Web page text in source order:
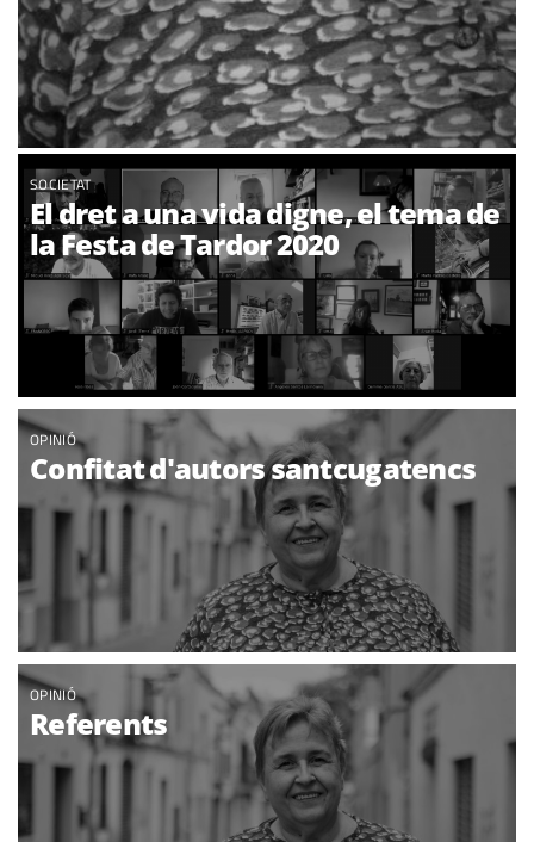
SOCIETAT
El dret a una vida digne, el tema de
la Festa de Tardor 2020
OPINIÓ
Confitat d'autors santcugatencs
OPINIÓ
Referents